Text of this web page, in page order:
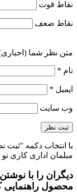
نقاط قوت
نقاط ضعف
متن نظر شما
نام *
ایمیل *
وب‌ سایت
با انتخاب دکمه "ثبت
مبلمان اداری کاری
دیگران را با
محصول راهنمایی